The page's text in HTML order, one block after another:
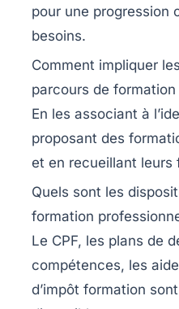
pour une progression
besoins.
Comment impliquer
parcours de formation
En les associant à
proposant des
et en recueillant leurs
Quels sont les
formation
Le CPF, les plans de
compétences, les
d’impôt formation